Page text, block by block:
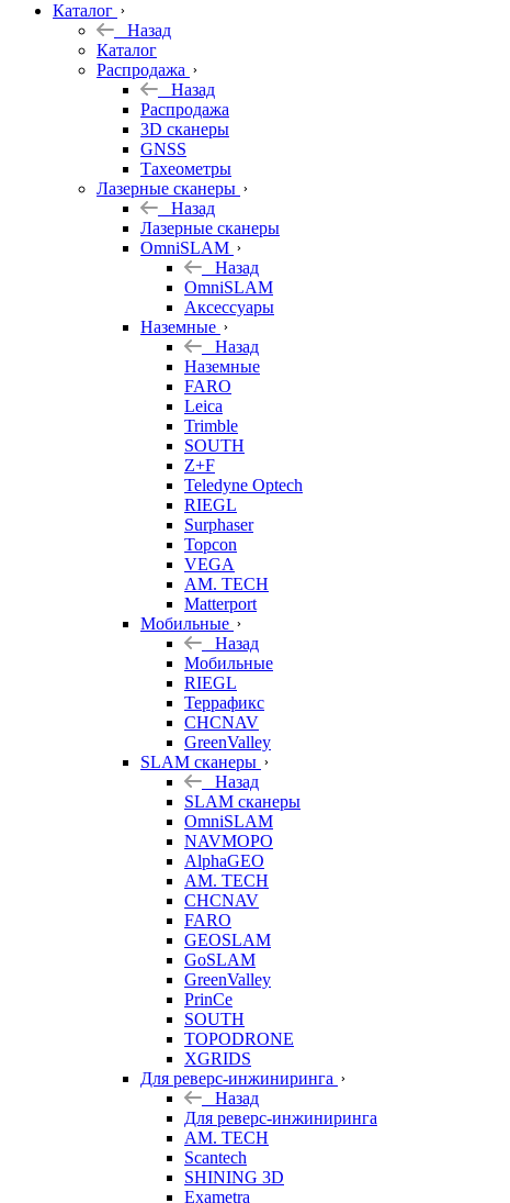
Каталог
Назад
Каталог
Распродажа
Назад
Распродажа
3D сканеры
GNSS
Тахеометры
Лазерные сканеры
Назад
Лазерные сканеры
OmniSLAM
Назад
OmniSLAM
Аксессуары
Наземные
Назад
Наземные
FARO
Leica
Trimble
SOUTH
Z+F
Teledyne Optech
RIEGL
Surphaser
Topcon
VEGA
AM. TECH
Matterport
Мобильные
Назад
Мобильные
RIEGL
Террафикс
CHCNAV
GreenValley
SLAM сканеры
Назад
SLAM сканеры
OmniSLAM
NAVMOPO
AlphaGEO
AM. TECH
CHCNAV
FARO
GEOSLAM
GoSLAM
GreenValley
PrinCe
SOUTH
TOPODRONE
XGRIDS
Для реверс-инжиниринга
Назад
Для реверс-инжиниринга
AM. TECH
Scantech
SHINING 3D
Exametra